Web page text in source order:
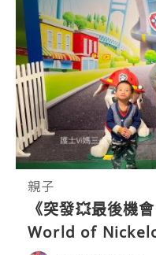
親子
《突發💥最後機
World of